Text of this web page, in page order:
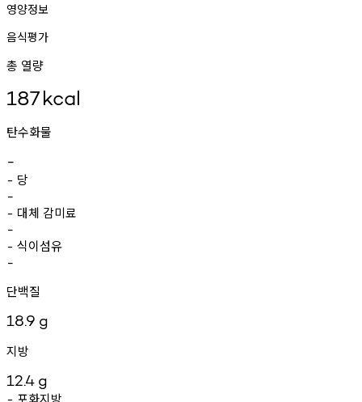
영양정보
음식평가
총 열량
187kcal
탄수화물
-
- 당
-
- 대체 감미료
-
- 식이섬유
-
단백질
18.9 g
지방
12.4 g
포화지방